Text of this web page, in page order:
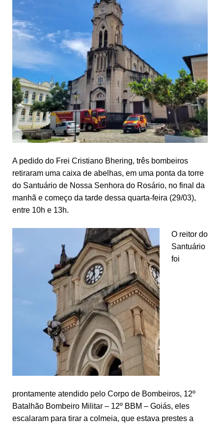
A pedido do Frei Cristiano Bhering, três bombeiros
retiraram uma caixa de abelhas, em uma ponta da torre
do Santuário de Nossa Senhora do Rosário, no final da
manhã e começo da tarde dessa quarta-feira (29/03),
entre 10h e 13h.
O reitor do
Santuário
foi
prontamente atendido pelo Corpo de Bombeiros, 12º
Batalhão Bombeiro Militar – 12º BBM – Goiás, eles
escalaram para tirar a colmeia, que estava prestes a